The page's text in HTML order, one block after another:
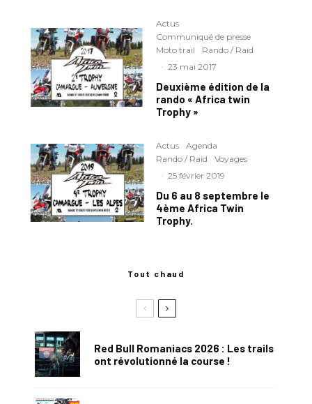
Actus
Communiqué de presse
Moto trail
Rando / Raid
· 23 mai 2017
Deuxième édition de la
rando « Africa twin
Trophy »
Actus
Agenda
Rando / Raid
Voyages
· 25 février 2019
Du 6 au 8 septembre le
4ème Africa Twin
Trophy.
Tout chaud
Red Bull Romaniacs 2026 : Les trails
ont révolutionné la course !